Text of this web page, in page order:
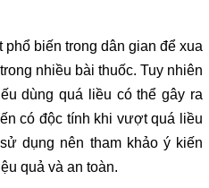
biến trong dân gian để xua
nhiều bài thuốc. Tuy nhiên
dùng quá liều có thể gây ra
có độc tính khi vượt quá liều
dụng nên tham khảo ý kiến
quả và an toàn.